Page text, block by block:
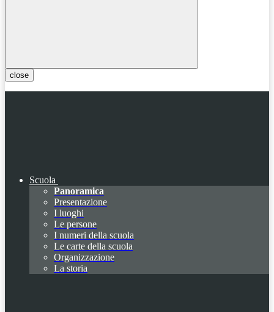
close
Scuola
Panoramica
Presentazione
I luoghi
Le persone
I numeri della scuola
Le carte della scuola
Organizzazione
La storia